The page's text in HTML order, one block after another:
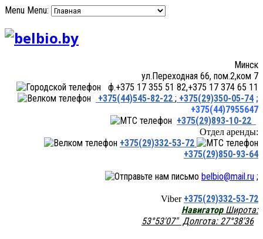
Menu Menu:
Минск
ул.Переходная 66, пом.2,ком 7
ф.+375 17 355 51 82,+375 17 374 65 11
+375(44)545-82-22 ; +375(29)350-05-74 ;
+375(44)7955647
+375(29)893-10-22
Отдел аренды:
+375(29)332-53-72
+375(29)850-93-64
belbio@mail.ru ;
Viber +375(29)332-53-72
НавигаторШирота:
53°53'07" Долгота: 27°38'36